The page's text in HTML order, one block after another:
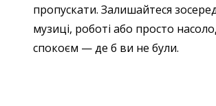
пропускати. Залишайтеся
музиці, роботі або просто
спокоєм — де б ви не були.